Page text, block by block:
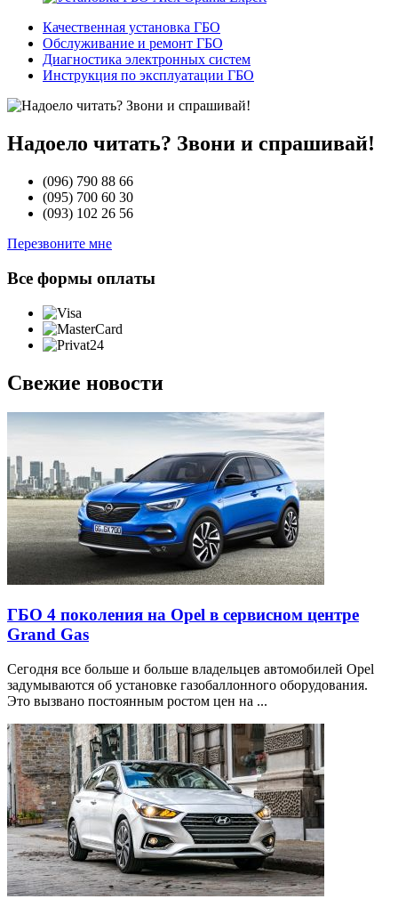
Качественная установка ГБО
Обслуживание и ремонт ГБО
Диагностика электронных систем
Инструкция по эксплуатации ГБО
Надоело читать? Звони и спрашивай!
(096) 790 88 66
(095) 700 60 30
(093) 102 26 56
Перезвоните мне
Все формы оплаты
Свежие новости
ГБО 4 поколения на Opel в сервисном центре
Grand Gas
Сегодня все больше и больше владельцев автомобилей Opel
задумываются об установке газобаллонного оборудования.
Это вызвано постоянным ростом цен на ...